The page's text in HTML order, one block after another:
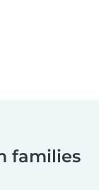
families